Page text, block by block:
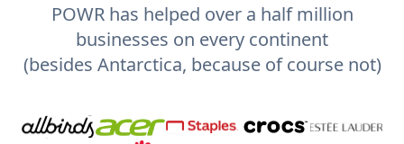
POWR has helped over a half million
businesses on every continent
(besides Antarctica, because of course not)